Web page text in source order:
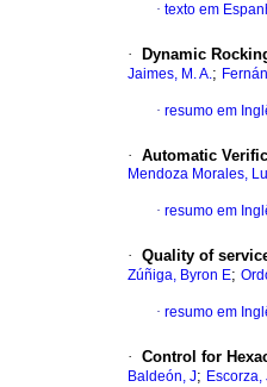
· texto em
· Dynamic
Jaimes, M. A.;
· resumo em
· Automatic
Mendoza Morales,
· resumo em
· Quality of
Zúñiga, Byron E;
· resumo em
· Control for
Baldeón, J; Escorza,